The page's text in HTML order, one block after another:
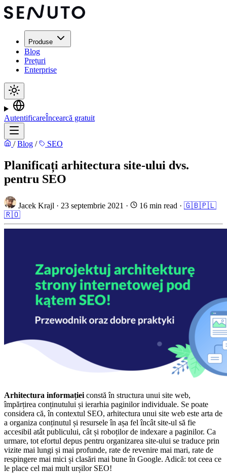
Produse
Blog
Prețuri
Enterprise
AutentificareÎncearcă gratuit
/ Blog / SEO
Planificați arhitectura site-ului dvs.
pentru SEO
Jacek Krajl · 23 septembrie 2021 · 16 min read · 🇬🇧🇵🇱
🇷🇴
Arhitectura informației constă în structura unui site web,
împărțirea conținutului și ierarhia paginilor individuale. Se poate
considera că, în contextul SEO, arhitectura unui site web este arta de
a organiza conținutul și resursele în așa fel încât site-ul să fie
accesibil atât publicului, cât și roboților de indexare a paginilor. Ca
urmare, tot efortul depus pentru organizarea site-ului se traduce prin
vizite mai lungi și mai profunde, rate de revenire mai mari, rate de
respingere mai mici și clasări mai bune în Google. Adică: tot ceea ce
le place cel mai mult urșilor SEO!